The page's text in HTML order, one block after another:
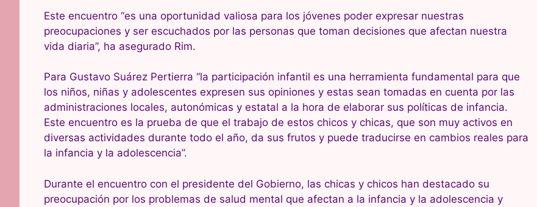
Este encuentro “es una oportunidad valiosa para los jóvenes poder expresar nuestras
preocupaciones y ser escuchados por las personas que toman decisiones que afectan nuestra
vida diaria”, ha asegurado Rim.
Para Gustavo Suárez Pertierra “la participación infantil es una herramienta fundamental para que
los niños, niñas y adolescentes expresen sus opiniones y estas sean tomadas en cuenta por las
administraciones locales, autonómicas y estatal a la hora de elaborar sus políticas de infancia.
Este encuentro es la prueba de que el trabajo de estos chicos y chicas, que son muy activos en
diversas actividades durante todo el año, da sus frutos y puede traducirse en cambios reales para
la infancia y la adolescencia”.
Durante el encuentro con el presidente del Gobierno, las chicas y chicos han destacado su
preocupación por los problemas de salud mental que afectan a la infancia y la adolescencia y